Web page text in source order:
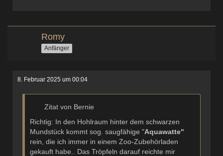
Romy
Anfänger
8. Februar 2025 um 00:04
Zitat von Bernie
Richtig: In den Hohlraum hinter dem schwarzen
Mundstück kommt sog. saugfähige "Aquawatte"
rein, die ich immer in einem Zoo-Zubehörladen
gekauft habe.. Das Tröpfeln darauf reichte mir